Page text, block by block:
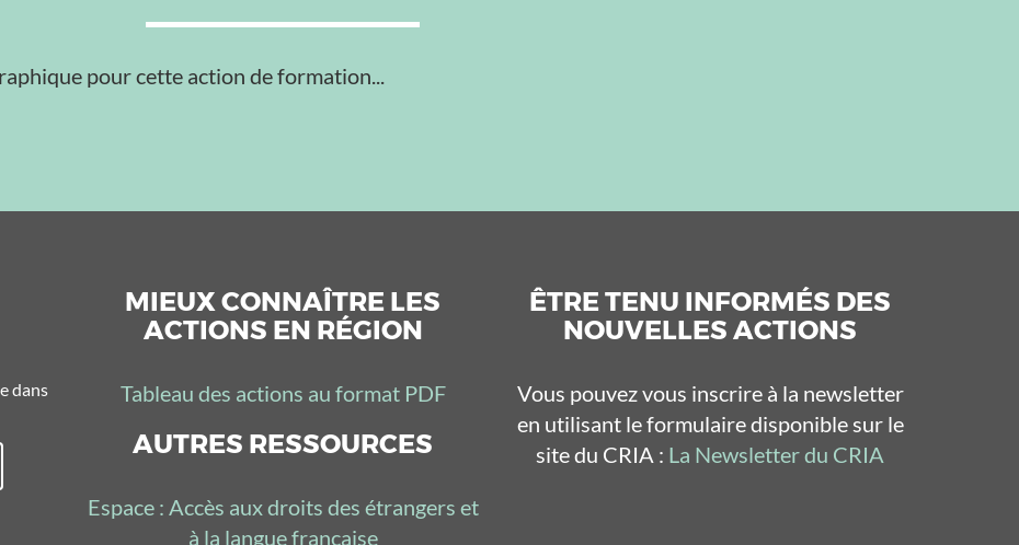
pour cette action de formation...
dans
MIEUX CONNAÎTRE LES
ACTIONS EN RÉGION
Tableau des actions au format PDF
AUTRES RESSOURCES
Espace : Accès aux droits des étrangers et
à la langue française
ÊTRE TENU INFORMÉS DES
NOUVELLES ACTIONS
Vous pouvez vous inscrire à la newsletter
en utilisant le formulaire disponible sur le
site du CRIA : La Newsletter du CRIA